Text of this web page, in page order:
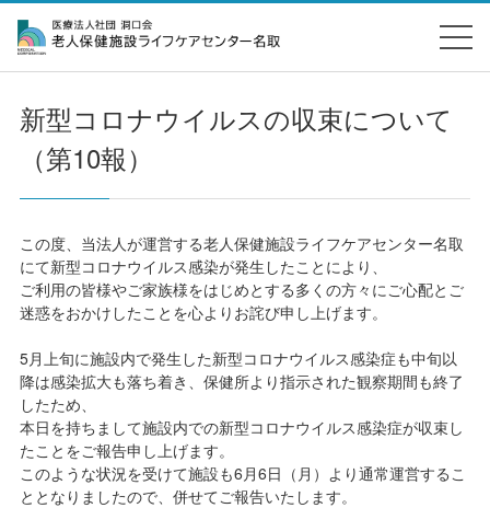
新型コロナウイルスの収束について
（第10報）
この度、当法人が運営する老人保健施設ライフケアセンター名取
にて新型コロナウイルス感染が発生したことにより、
ご利用の皆様やご家族様をはじめとする多くの方々にご心配とご
迷惑をおかけしたことを心よりお詫び申し上げます。
5月上旬に施設内で発生した新型コロナウイルス感染症も中旬以
降は感染拡大も落ち着き、保健所より指示された観察期間も終了
したため、
本日を持ちまして施設内での新型コロナウイルス感染症が収束し
たことをご報告申し上げます。
このような状況を受けて施設も6月6日（月）より通常運営するこ
ととなりましたので、併せてご報告いたします。